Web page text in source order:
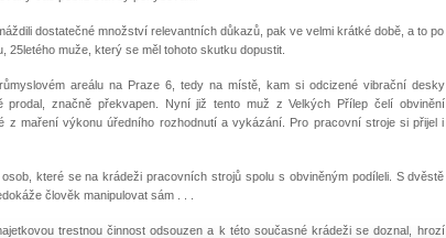
dostatečné množství relevantních důkazů, pak ve velmi krátké době, a to po
muže, který se měl tohoto skutku dopustit.
areálu na Praze 6, tedy na místě, kam si odcizené vibrační desky
značně překvapen. Nyní již tento muž z Velkých Přílep čelí obvinění
maření výkonu úředního rozhodnutí a vykázání. Pro pracovní stroje si přijel i
které se na krádeži pracovních strojů spolu s obviněným podíleli. S dvěstě
člověk manipulovat sám . . .
trestnou činnost odsouzen a k této současné krádeži se doznal, hrozí